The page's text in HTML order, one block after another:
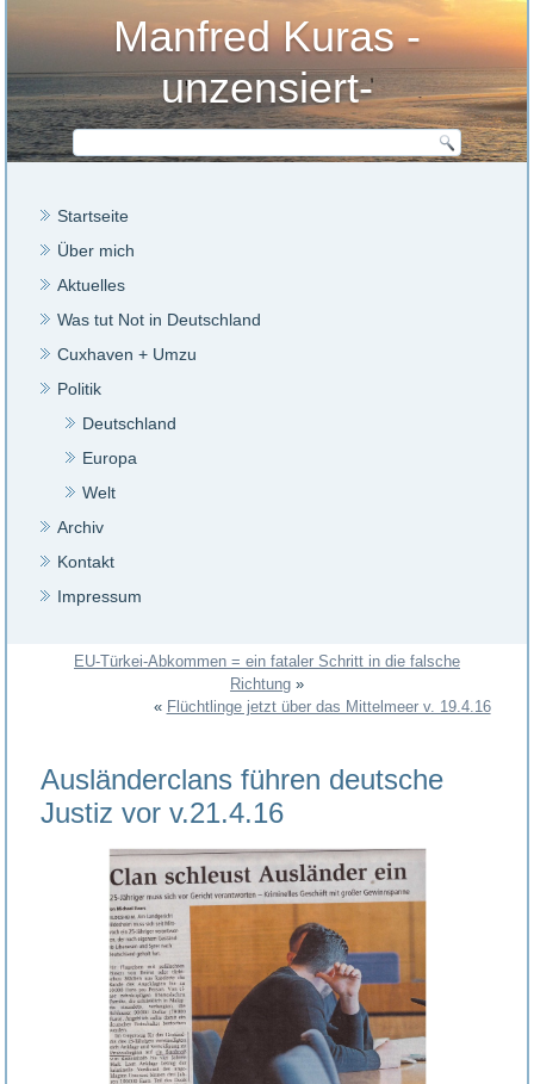
Manfred Kuras -
unzensiert-
Startseite
Über mich
Aktuelles
Was tut Not in Deutschland
Cuxhaven + Umzu
Politik
Deutschland
Europa
Welt
Archiv
Kontakt
Impressum
EU-Türkei-Abkommen = ein fataler Schritt in die falsche
Richtung »
« Flüchtlinge jetzt über das Mittelmeer v. 19.4.16
Ausländerclans führen deutsche
Justiz vor v.21.4.16